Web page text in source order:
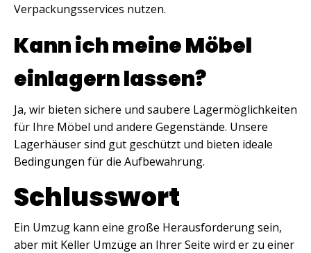
Verpackungsservices nutzen.
Kann ich meine Möbel
einlagern lassen?
Ja, wir bieten sichere und saubere Lagermöglichkeiten
für Ihre Möbel und andere Gegenstände. Unsere
Lagerhäuser sind gut geschützt und bieten ideale
Bedingungen für die Aufbewahrung.
Schlusswort
Ein Umzug kann eine große Herausforderung sein,
aber mit Keller Umzüge an Ihrer Seite wird er zu einer